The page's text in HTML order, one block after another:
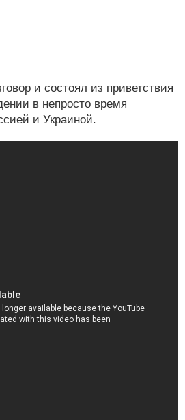
и состоял из приветствия
в непросто время
и Украиной.